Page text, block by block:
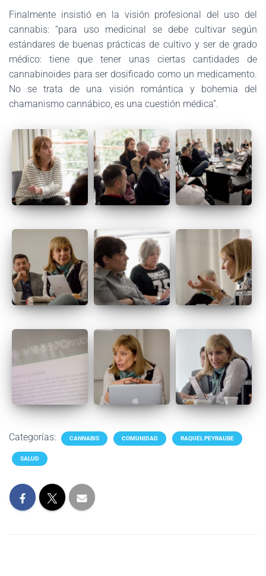
Finalmente insistió en la visión profesional del uso del
cannabis: “para uso medicinal se debe cultivar según
estándares de buenas prácticas de cultivo y ser de grado
médico: tiene que tener unas ciertas cantidades de
cannabinoides para ser dosificado como un medicamento.
No se trata de una visión romántica y bohemia del
chamanismo cannábico, es una cuestión médica”.
Categorías: CANNABIS COMUNIDAD RAQUEL PEYRAUBE
SALUD